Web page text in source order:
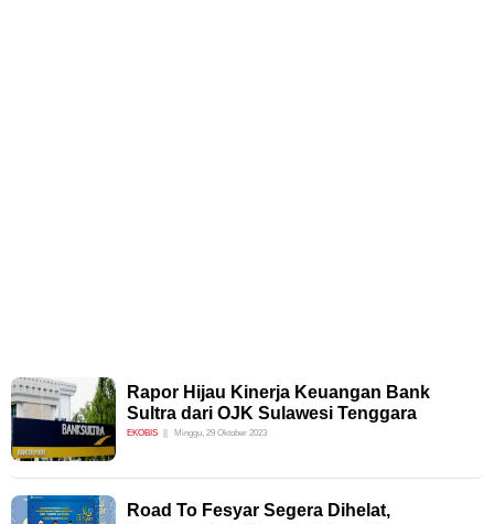
Rapor Hijau Kinerja Keuangan Bank
Sultra dari OJK Sulawesi Tenggara
EKOBIS Minggu, 29 Oktober 2023
Road To Fesyar Segera Dihelat,